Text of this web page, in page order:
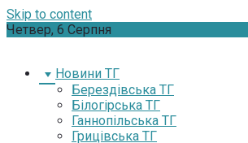
Skip to content
Четвер, 6 Серпня
Новини ТГ
Берездівська ТГ
Білогірська ТГ
Ганнопільська ТГ
Грицівська ТГ